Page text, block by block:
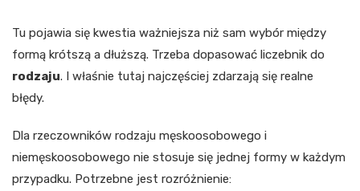
Tu pojawia się kwestia ważniejsza niż sam wybór między
formą krótszą a dłuższą. Trzeba dopasować liczebnik do
rodzaju. I właśnie tutaj najczęściej zdarzają się realne
błędy.
Dla rzeczowników rodzaju męskoosobowego i
niemęskoosobowego nie stosuje się jednej formy w każdym
przypadku. Potrzebne jest rozróżnienie: